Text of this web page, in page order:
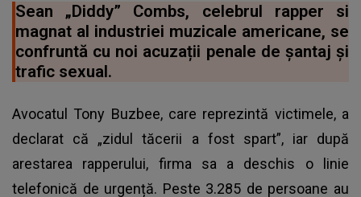
Sean „Diddy” Combs, celebrul rapper si
magnat al industriei muzicale americane, se
confruntă cu noi acuzații penale de șantaj și
trafic sexual.
Avocatul Tony Buzbee, care reprezintă victimele, a
declarat că „zidul tăcerii a fost spart”, iar după
arestarea rapperului, firma sa a deschis o linie
telefonică de urgență. Peste 3.285 de persoane au